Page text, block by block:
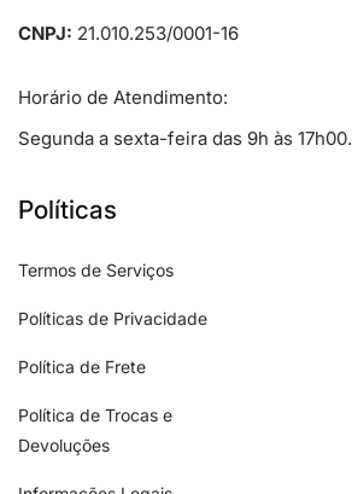
CNPJ: 21.010.253/0001-16
Horário de Atendimento:
Segunda a sexta-feira das 9h às 17h00.
Políticas
Termos de Serviços
Políticas de Privacidade
Política de Frete
Política de Trocas e
Devoluções